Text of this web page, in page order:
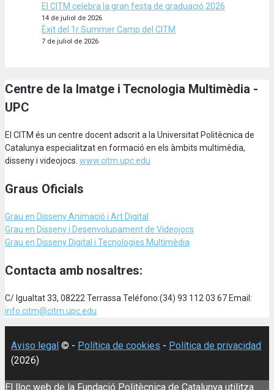
El CITM celebra la gran festa de graduació 2026
14 de juliol de 2026
Èxit del 1r Summer Camp del CITM
7 de juliol de 2026
Centre de la Imatge i Tecnologia Multimèdia -
UPC
El CITM és un centre docent adscrit a la Universitat Politècnica de
Catalunya especialitzat en formació en els àmbits multimèdia,
disseny i videojocs. www.citm.upc.edu
Graus Oficials
Grau en Disseny Animació i Art Digital
Grau en Disseny i Desenvolupament de Videojocs
Grau en Disseny Digital i Tecnologies Multimèdia
Contacta amb nosaltres:
C/ Igualtat 33, 08222 Terrassa Teléfono:(34) 93 112 03 67 Email:
info.citm@citm.upc.edu
Aviso legal © - Política de cookies - Política de privacidad
(2026)
El lloc web de la Fundació Politècnica de Catalunya utilitza